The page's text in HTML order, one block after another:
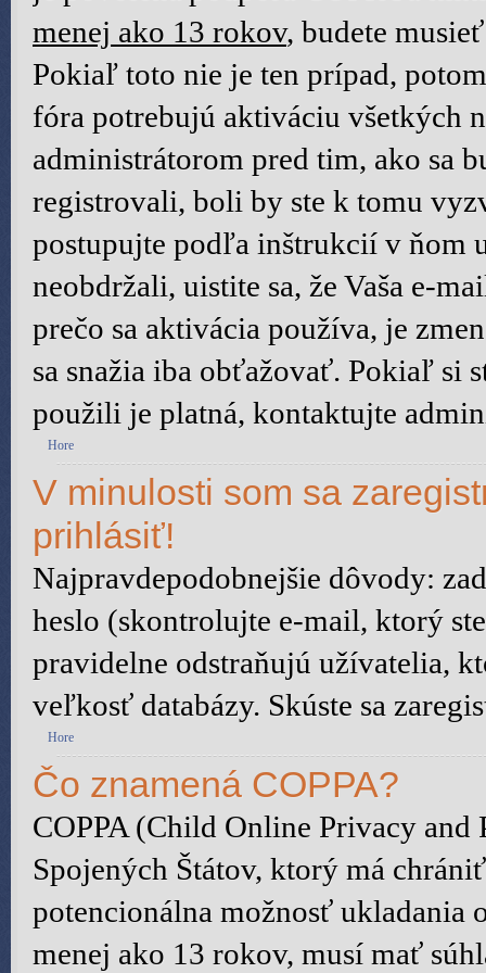
menej ako 13 rokov, budete
Pokiaľ toto nie je ten prípad,
fóra potrebujú aktiváciu všetkých
administrátorom pred tim, ako sa
registrovali, boli by ste k tomu
postupujte podľa inštrukcií v ňom
neobdržali, uistite sa, že Vaša e-
prečo sa aktivácia používa, je
sa snažia iba obťažovať. Pokiaľ si
použili je platná, kontaktujte
Hore
V minulosti som sa
prihlásiť!
Najpravdepodobnejšie dôvody:
heslo (skontrolujte e-mail, ktorý
pravidelne odstraňujú užívatelia,
veľkosť databázy. Skúste sa
Hore
Čo znamená COPPA?
COPPA (Child Online Privacy
Spojených Štátov, ktorý má
potencionálna možnosť
menej ako 13 rokov, musí mať